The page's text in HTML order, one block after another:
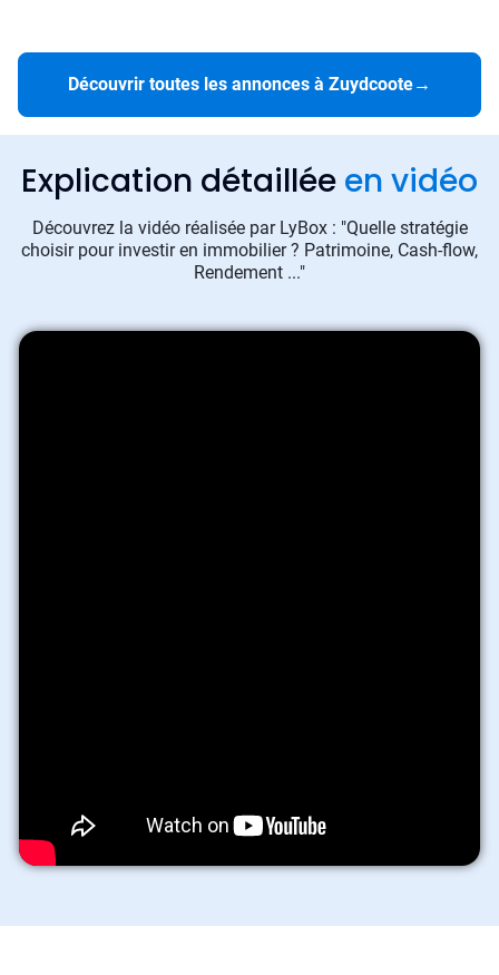
Découvrir toutes les annonces à Zuydcoote→
Explication détaillée en vidéo
Découvrez la vidéo réalisée par LyBox : "Quelle stratégie
choisir pour investir en immobilier ? Patrimoine, Cash-flow,
Rendement ..."